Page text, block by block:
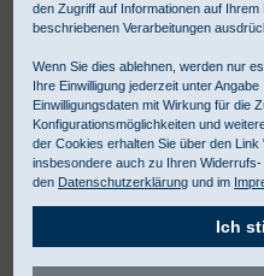
den Zugriff auf Informationen auf
beschriebenen Verarbeitungen
Wenn Sie dies ablehnen, werden nur
Ihre Einwilligung jederzeit unter
Einwilligungsdaten mit Wirkung für die
Konfigurationsmöglichkeiten und
der Cookies erhalten Sie über den Link
insbesondere auch zu Ihren
den Datenschutzerklärung und im
Ich